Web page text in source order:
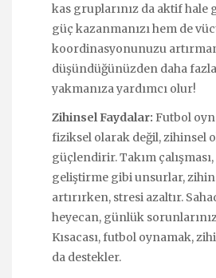
kas gruplarınız da aktif hale
güç kazanmanızı hem de
koordinasyonunuzu
düşündüğünüzden daha
yakmanıza yardımcı olur!
Zihinsel Faydalar: Futbol
fiziksel olarak değil, zihinsel
güçlendirir. Takım
geliştirme gibi unsurlar,
artırırken, stresi azaltır.
heyecan, günlük
Kısacası, futbol oynamak,
da destekler.